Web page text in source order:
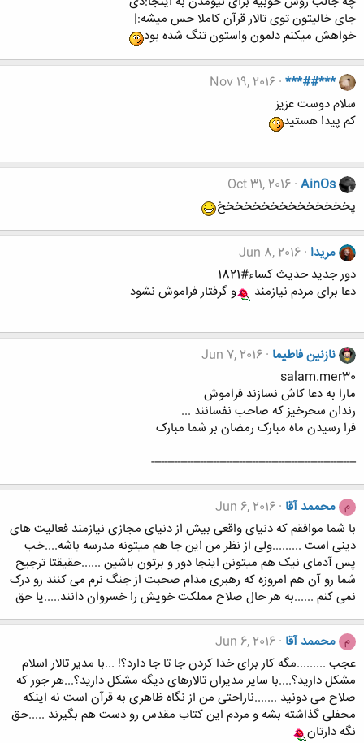
جای خالیتون توی تالار قرآن کاملا حس میشه:|
خواهش میکنم دلمون واستون تنگ شده بود
***##***
Nov 19, 2016
سلام دوست عزیز
کم پیدا هستید
AinOs
Oct 31, 2016
پخخخخخخخخخخخخخخخ
مریدا Jun 8, 2016
دور جدید حدیث کساء#1821
دعا برای مردم نیازمند
و گرفتار فراموش نشود
نازنین فاطیما Jun 7, 2016
salam.mer30
مارا به دعا کاش نسازند فراموش
رندان سحرخیز که صاحب نفسانند ...
فرا رسیدن ماه مبارک رمضان بر شما مبارک
---------------------------------------------------------------
م محممد آقا Jun 6, 2016
با شما موافقم که دنیای واقعی بیش از دنیای مجازی نیازمند فعالیت های
دینی است .........ولی از نظر من این جا هم میتونه مدرسه باشه....خب
پس آدمای نیک هم میتونن اینجا دور و برتون باشین ......حقیقتا ترجیح
شما رو آن هم امروزه که رهبری مدام صحبت از جنگ نرم می کنند رو درک
نمی کنم ......به هر حال صلاح مملکت خویش را خسروان دانند.....یا حق
م محممد آقا Jun 6, 2016
عجب .........مگه کار برای خدا کردن جا تا جا دارد؟! ...با مدیر تالار اسلام
مشکل دارید؟....با سایر مدیران تالارهای دیگه مشکل دارید؟...هر جور که
صلاح می دونید .......ناراحتی من از نگاه ظاهری به قرآن است نه اینکه
محفلی گذاشته بشه و مردم این کتاب مقدس رو دست هم بگیرند .....حق
نگه دارتان